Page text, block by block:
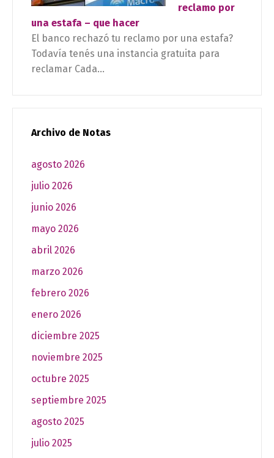
reclamo por
una estafa – que hacer
El banco rechazó tu reclamo por una estafa?
Todavía tenés una instancia gratuita para
reclamar Cada...
Archivo de Notas
agosto 2026
julio 2026
junio 2026
mayo 2026
abril 2026
marzo 2026
febrero 2026
enero 2026
diciembre 2025
noviembre 2025
octubre 2025
septiembre 2025
agosto 2025
julio 2025